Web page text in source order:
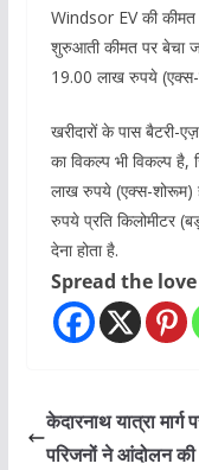
Windsor EV की
शुरुआती कीमत पर बेचा
19.00 लाख रुपये
खरीदारों के पास बैटरी-
का विकल्प भी विकल्प
लाख रुपये (एक्स-शोरूम)
रुपये प्रति किलोमीटर
देना होता है.
Spread the love
केदारनाथ यात्रा
परिजनों ने आंदोलन की